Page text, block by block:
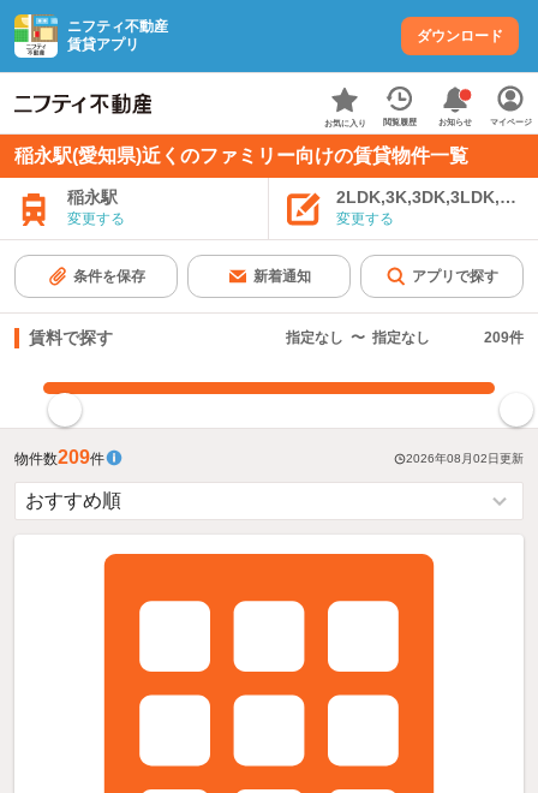
ニフティ不動産
賃貸アプリ
ダウンロード
お気に入り 閲覧履歴 お知らせ マイページ
稲永駅(愛知県)近くのファミリー向けの賃貸物件一覧
稲永駅
変更する 変更する
条件を保存 新着通知 アプリで探す
賃料で探す 指定なし 〜 指定なし 209件
物件数209件 2026年08月02日更新